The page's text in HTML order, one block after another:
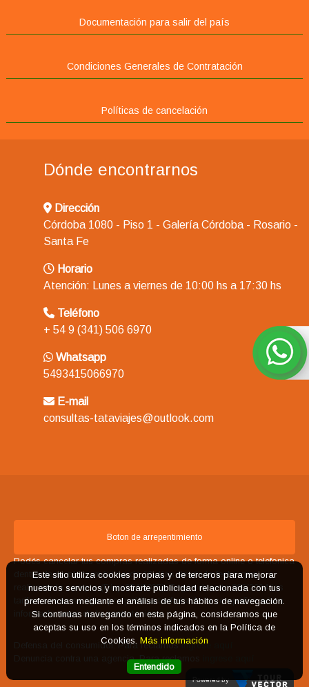
Documentación para salir del país
Condiciones Generales de Contratación
Políticas de cancelación
Dónde encontrarnos
Dirección
Córdoba 1080 - Piso 1 - Galería Córdoba - Rosario -
Santa Fe
Horario
Atención: Lunes a viernes de 10:00 hs a 17:30 hs
Teléfono
+ 54 9 (341) 506 6970
Whatsapp
5493415066970
E-mail
consultas-tataviajes@outlook.com
Boton de arrepentimiento
Podés cancelar tus compras realizadas de forma online o telefonica
dentro de un plazo máximo de 10 días desde la fecha que
realizaste la compra (Disp.954/2025). Según decreto 809/2024 las
tarifas aéreas se rigen por política tarifaria de la compañía aérea
informada antes de la contratación.
Defensa del consumidor. Para reclamosingrese aquí
Denuncia contra una agencia. Para reclamos
Este sitio utiliza cookies propias y de terceros para mejorar
nuestros servicios y mostrarte publicidad relacionada con tus
preferencias mediante el análisis de tus hábitos de navegación.
Si continúas navegando en esta página, consideramos que
aceptas su uso en los términos indicados en la Política de
Cookies. Más información
Entendido